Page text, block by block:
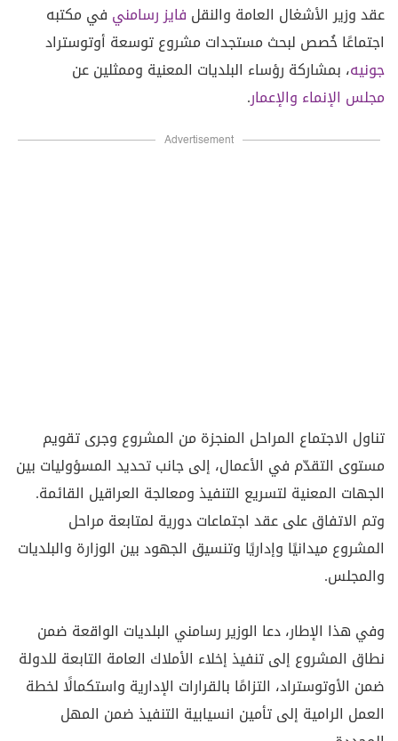
عقد وزير الأشغال العامة والنقل فايز رسامني في مكتبه
اجتماعًا خُصص لبحث مستجدات مشروع توسعة أوتوستراد
جونيه، بمشاركة رؤساء البلديات المعنية وممثلين عن
مجلس الإنماء والإعمار.
Advertisement
تناول الاجتماع المراحل المنجزة من المشروع وجرى تقويم
مستوى التقدّم في الأعمال، إلى جانب تحديد المسؤوليات بين
الجهات المعنية لتسريع التنفيذ ومعالجة العراقيل القائمة.
وتم الاتفاق على عقد اجتماعات دورية لمتابعة مراحل
المشروع ميدانيًا وإداريًا وتنسيق الجهود بين الوزارة والبلديات
والمجلس.
وفي هذا الإطار، دعا الوزير رسامني البلديات الواقعة ضمن
نطاق المشروع إلى تنفيذ إخلاء الأملاك العامة التابعة للدولة
ضمن الأوتوستراد، التزامًا بالقرارات الإدارية واستكمالًا لخطة
العمل الرامية إلى تأمين انسيابية التنفيذ ضمن المهل